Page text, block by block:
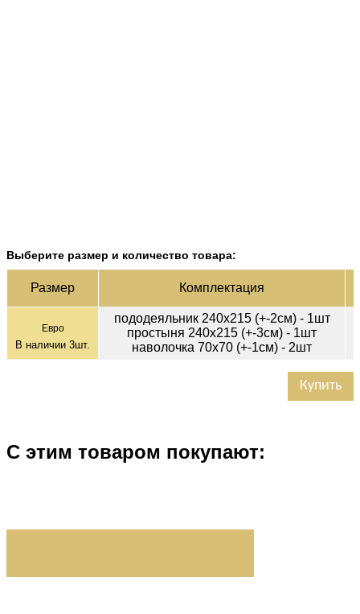
Выберите размер и количество товара:
Раз­мер Ком­плек­тация
Евро
В наличии 3шт.
пододеяльник 240х215 (+-2см) - 1шт
простыня 240х215 (+-3см) - 1шт
наволочка 70х70 (+-1см) - 2шт
Купить
С этим товаром покупают: